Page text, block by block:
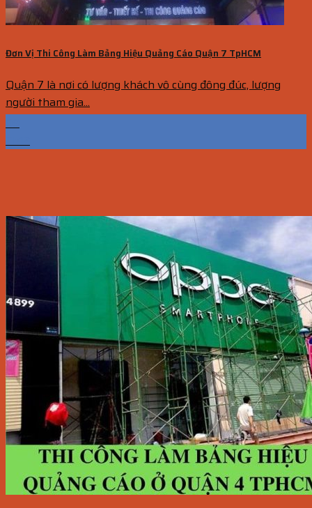
Đơn Vị Thi Công Làm Bảng Hiệu Quảng Cáo Quận 7 TpHCM
Quận 7 là nơi có lượng khách vô cùng đông đúc, lượng
người tham gia...